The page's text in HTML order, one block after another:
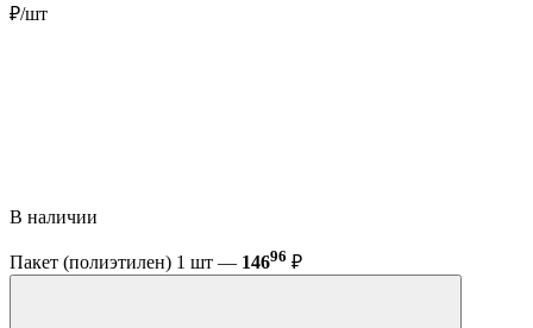
₽/шт
В наличии
Пакет (полиэтилен) 1 шт — 14696 ₽